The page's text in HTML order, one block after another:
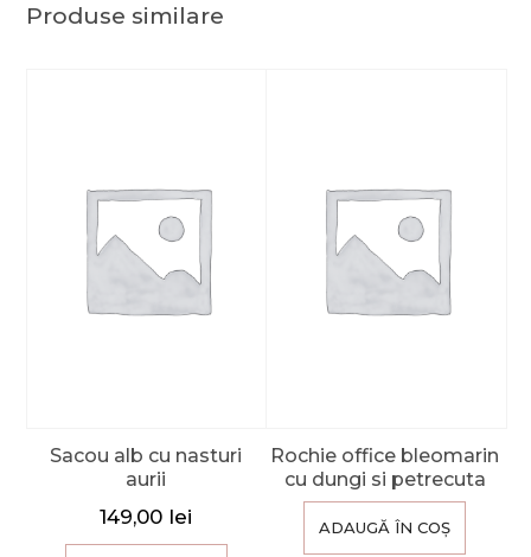
Produse similare
Sacou alb cu nasturi
aurii
149,00 lei
Rochie office bleomarin
cu dungi si petrecuta
ADAUGĂ ÎN COȘ